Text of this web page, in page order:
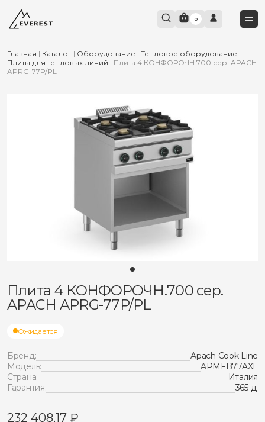
0
Главная | Каталог | Оборудование | Тепловое оборудование |
Плиты для тепловых линий | Плита 4 КОНФОРОЧН.700 сер. APACH
APRG-77P/PL
Плита 4 КОНФОРОЧН.700 сер.
APACH APRG-77P/PL
Ожидается
Бренд:
Apach Cook Line
Модель:
APMFB77AXL
Страна:
Италия
Гарантия:
365 д.
232 408,17 ₽